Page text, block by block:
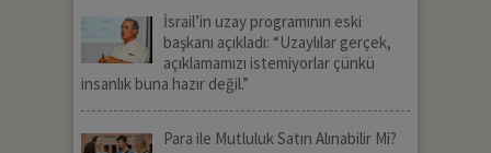
İsrail’in uzay programının eski
başkanı açıkladı: “Uzaylılar gerçek,
açıklamamızı istemiyorlar çünkü
insanlık buna hazır değil.”
Para ile Mutluluk Satın Alınabilir Mi?